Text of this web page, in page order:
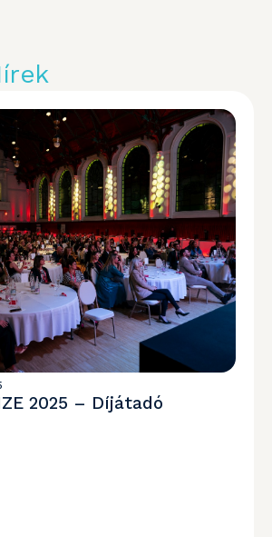
2025 – Díjátadó